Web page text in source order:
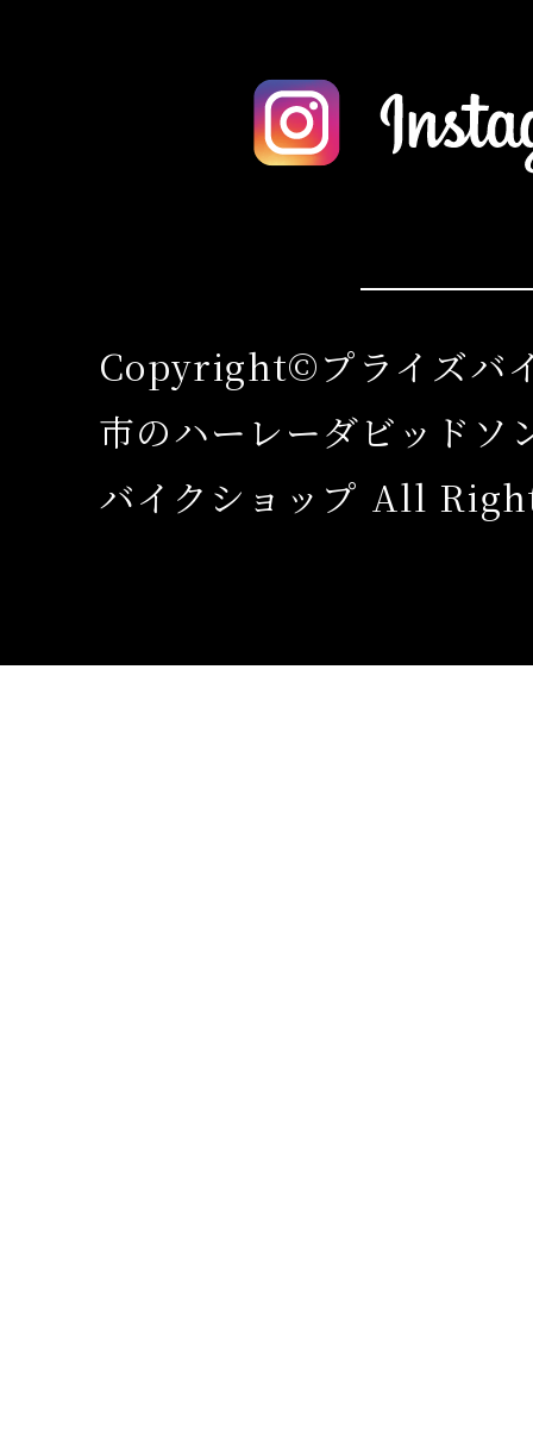
Copyright©プライズバ
市のハーレーダビッドソ
バイクショップ All